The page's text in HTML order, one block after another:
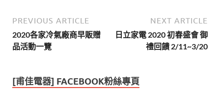
PREVIOUS ARTICLE
2020各家冷氣廠商早販贈
品活動一覽
NEXT ARTICLE
日立家電 2020 初春盛會 御
禮回饋 2/11~3/20
[甫佳電器] FACEBOOK粉絲專頁